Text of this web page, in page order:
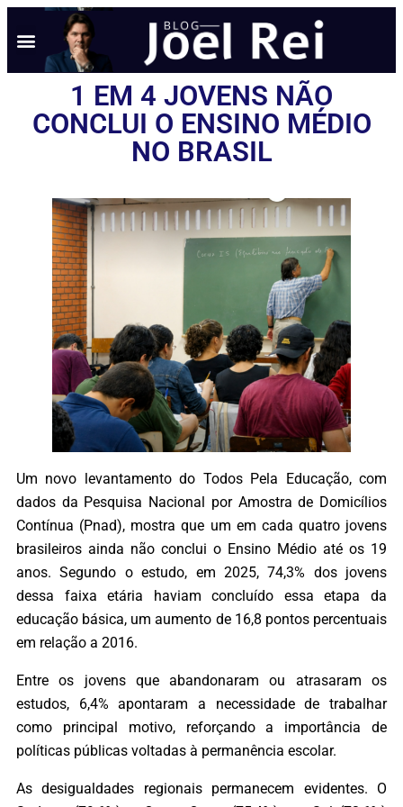
1 EM 4 JOVENS NÃO
CONCLUI O ENSINO MÉDIO
NO BRASIL
Um novo levantamento do Todos Pela Educação, com
dados da Pesquisa Nacional por Amostra de Domicílios
Contínua (Pnad), mostra que um em cada quatro jovens
brasileiros ainda não conclui o Ensino Médio até os 19
anos. Segundo o estudo, em 2025, 74,3% dos jovens
dessa faixa etária haviam concluído essa etapa da
educação básica, um aumento de 16,8 pontos percentuais
em relação a 2016.
Entre os jovens que abandonaram ou atrasaram os
estudos, 6,4% apontaram a necessidade de trabalhar
como principal motivo, reforçando a importância de
políticas públicas voltadas à permanência escolar.
As desigualdades regionais permanecem evidentes. O